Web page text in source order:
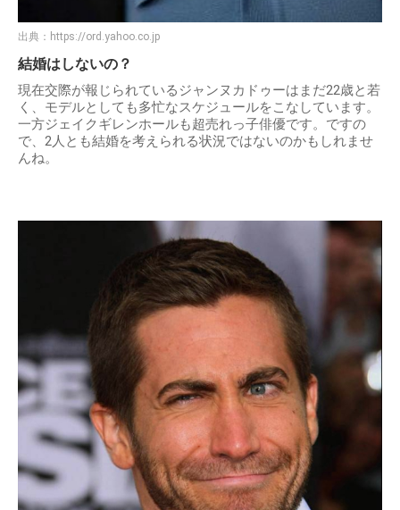
出典： https://ord.yahoo.co.jp
結婚はしないの？
現在交際が報じられているジャンヌカドゥーはまだ22歳と若
く、モデルとしても多忙なスケジュールをこなしています。
一方ジェイクギレンホールも超売れっ子俳優です。ですの
で、2人とも結婚を考えられる状況ではないのかもしれませ
んね。